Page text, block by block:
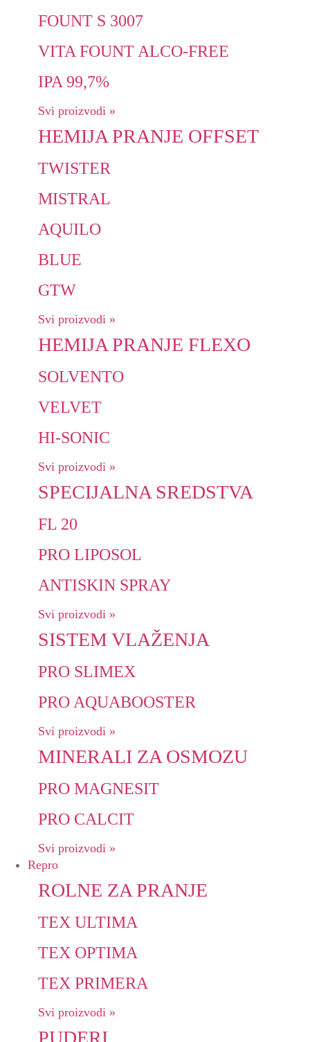
FOUNT S 3007
VITA FOUNT ALCO-FREE
IPA 99,7%
Svi proizvodi »
HEMIJA PRANJE OFFSET
TWISTER
MISTRAL
AQUILO
BLUE
GTW
Svi proizvodi »
HEMIJA PRANJE FLEXO
SOLVENTO
VELVET
HI-SONIC
Svi proizvodi »
SPECIJALNA SREDSTVA
FL 20
PRO LIPOSOL
ANTISKIN SPRAY
Svi proizvodi »
SISTEM VLAŽENJA
PRO SLIMEX
PRO AQUABOOSTER
Svi proizvodi »
MINERALI ZA OSMOZU
PRO MAGNESIT
PRO CALCIT
Svi proizvodi »
Repro
ROLNE ZA PRANJE
TEX ULTIMA
TEX OPTIMA
TEX PRIMERA
Svi proizvodi »
PUDERI